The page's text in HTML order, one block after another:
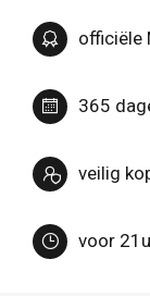
officiële
365
veilig
voor